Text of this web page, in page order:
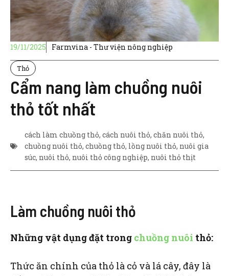
19/11/2025 Farmvina - Thư viện nông nghiệp
Thỏ
Cẩm nang làm chuồng nuôi
thỏ tốt nhất
cách làm chuồng thỏ, cách nuôi thỏ, chăn nuôi thỏ,
chuồng nuôi thỏ, chuồng thỏ, lồng nuôi thỏ, nuôi gia
súc, nuôi thỏ, nuôi thỏ công nghiệp, nuôi thỏ thịt
Làm chuồng nuôi thỏ
Những vật dụng đặt trong chuồng nuôi thỏ:
Thức ăn chính của thỏ là cỏ và lá cây, đây là